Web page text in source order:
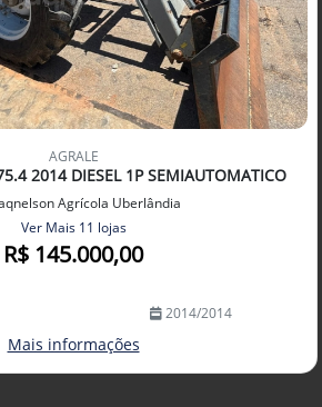
AGRALE
2014 DIESEL 1P SEMIAUTOMATICO
Agrícola Uberlândia
Ver Mais 11 lojas
R$ 145.000,00
2014/2014
Mais informações